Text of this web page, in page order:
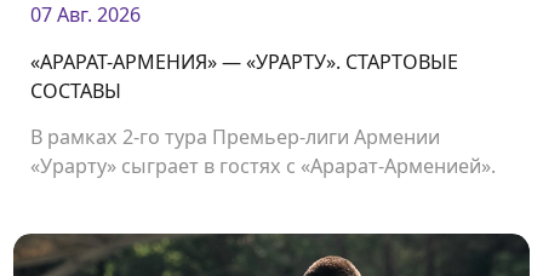
07 Авг. 2026
«АРАРАТ-АРМЕНИЯ» — «УРАРТУ». СТАРТОВЫЕ
СОСТАВЫ
В рамках 2-го тура Премьер-лиги Армении
«Урарту» сыграет в гостях с «Арарат-Арменией».